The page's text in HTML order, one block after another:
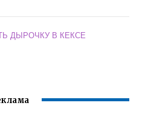
ДЫРОЧКУ В КЕКСЕ